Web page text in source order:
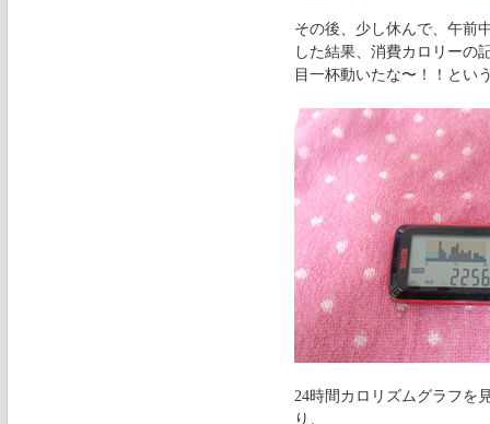
その後、少し休んで、午前
した結果、消費カロリーの
目一杯動いたな〜！！とい
24時間カロリズムグラフを
り、